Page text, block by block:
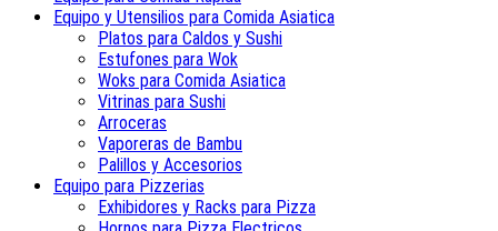
Equipo y Utensilios para Comida Asiatica
Platos para Caldos y Sushi
Estufones para Wok
Woks para Comida Asiatica
Vitrinas para Sushi
Arroceras
Vaporeras de Bambu
Palillos y Accesorios
Equipo para Pizzerias
Exhibidores y Racks para Pizza